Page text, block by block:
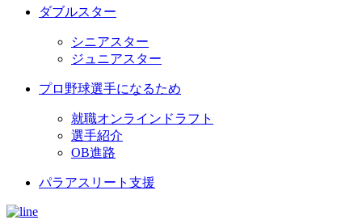
ダブルスター
シニアスター
ジュニアスター
プロ野球選手になるため
就職オンラインドラフト
選手紹介
OB進路
パラアスリート支援